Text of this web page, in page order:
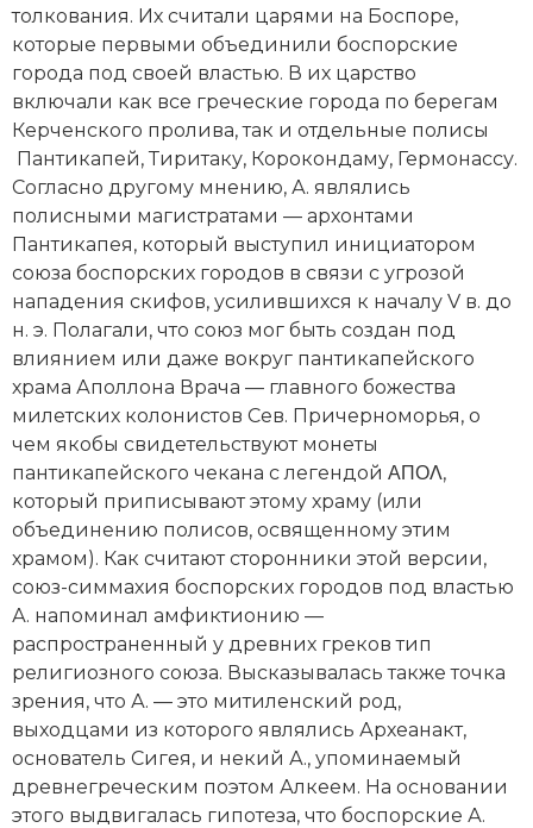
Империи
Историческая география и топонимика
История материальной и духовной культуры
История международных отношений
История, философия, теория и методология
исторического знания
Итория международных отношений
Латинская Америка
Новая история
Новейшая история
Нумизматика
Образование
Общественные объединения и организации
Политическая история
Революции и народные движения
Религия и церковь
толкования. Их считали царями на Боспоре,
которые первыми объединили боспорские
города под своей властью. В их царство
включали как все греческие города по берегам
Керченского пролива, так и отдельные полисы
Пантикапей, Тиритаку, Корокондаму, Гермонассу.
Согласно другому мнению, А. являлись
полисными магистратами — архонтами
Пантикапея, который выступил инициатором
союза боспорских городов в связи с угрозой
нападения скифов, усилившихся к началу V в. до
н. э. Полагали, что союз мог быть создан под
влиянием или даже вокруг пантикапейского
храма Аполлона Врача — главного божества
милетских колонистов Сев. Причерноморья, о
чем якобы свидетельствуют монеты
пантикапейского чекана с легендой ΑΠΟΛ,
который приписывают этому храму (или
объединению полисов, освященному этим
храмом). Как считают сторонники этой версии,
союз-симмахия боспорских городов под властью
А. напоминал амфиктионию —
распространенный у древних греков тип
религиозного союза. Высказывалась также точка
зрения, что А. — это митиленский род,
выходцами из которого являлись Археанакт,
основатель Сигея, и некий А., упоминаемый
древнегреческим поэтом Алкеем. На основании
этого выдвигалась гипотеза, что боспорские А.